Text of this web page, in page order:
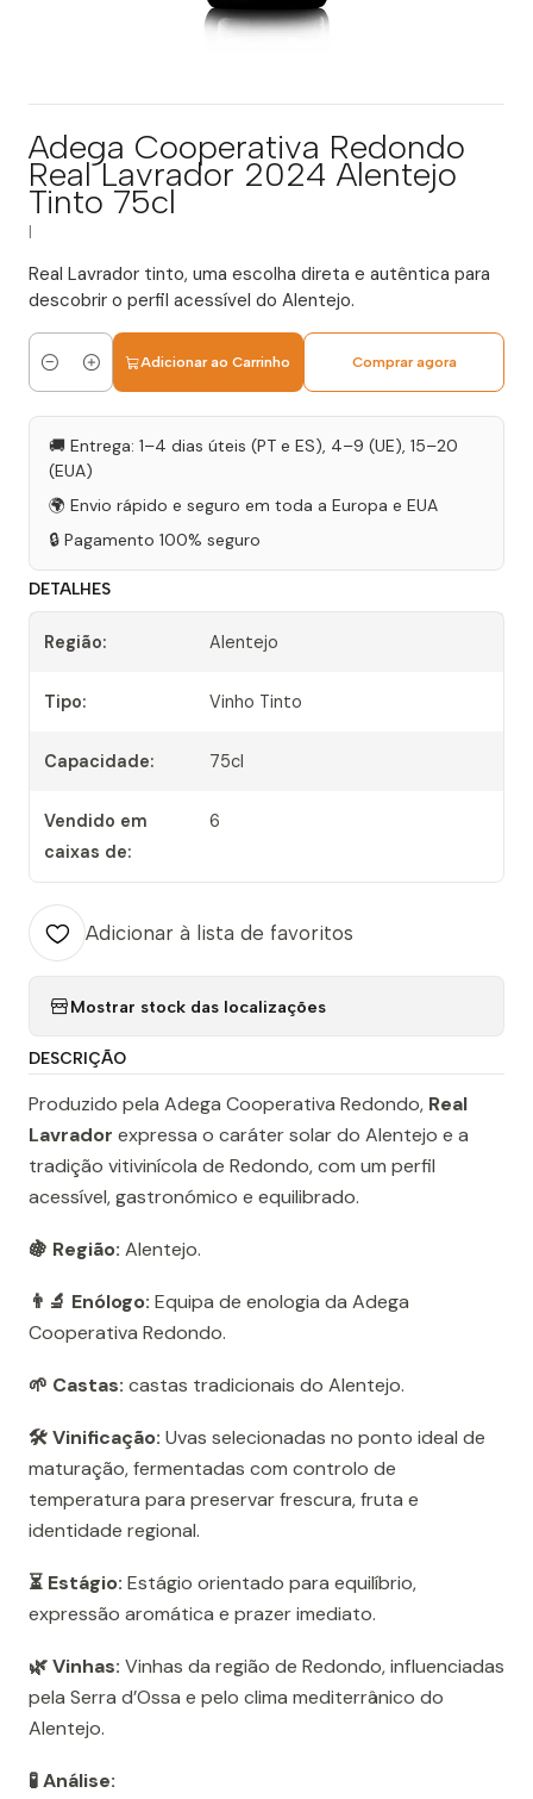
Adega Cooperativa Redondo
Real Lavrador 2024 Alentejo
Tinto 75cl
Real Lavrador tinto, uma escolha direta e autêntica para
descobrir o perfil acessível do Alentejo.
Quantidade
Adicionar ao Carrinho Comprar agora
🚚 Entrega: 1–4 dias úteis (PT e ES), 4–9 (UE), 15–20
(EUA)
🌍 Envio rápido e seguro em toda a Europa e EUA
🔒 Pagamento 100% seguro
DETALHES
Região: Alentejo
Tipo: Vinho Tinto
Capacidade: 75cl
Vendido em
caixas de:
6
Adicionar à lista de favoritos
Mostrar stock das localizações
DESCRIÇÃO
Produzido pela Adega Cooperativa Redondo, Real
Lavrador expressa o caráter solar do Alentejo e a
tradição vitivinícola de Redondo, com um perfil
acessível, gastronómico e equilibrado.
🍇 Região: Alentejo.
👨‍🔬 Enólogo: Equipa de enologia da Adega
Cooperativa Redondo.
🌱 Castas: castas tradicionais do Alentejo.
🛠️ Vinificação: Uvas selecionadas no ponto ideal de
maturação, fermentadas com controlo de
temperatura para preservar frescura, fruta e
identidade regional.
⏳ Estágio: Estágio orientado para equilíbrio,
expressão aromática e prazer imediato.
🌿 Vinhas: Vinhas da região de Redondo, influenciadas
pela Serra d’Ossa e pelo clima mediterrânico do
Alentejo.
🧪 Análise: